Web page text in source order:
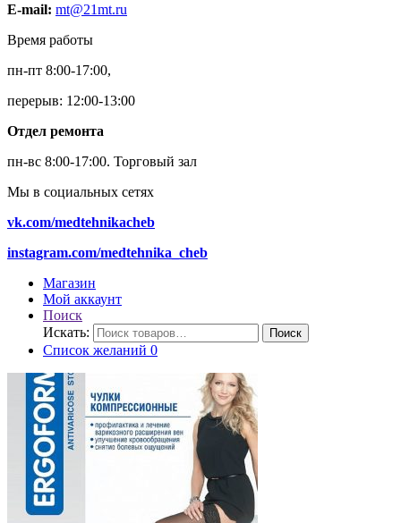
E-mail: mt@21mt.ru
Время работы
пн-пт 8:00-17:00,
перерыв: 12:00-13:00
Отдел ремонта
пн-вс 8:00-17:00. Торговый зал
Мы в социальных сетях
vk.com/medtehnikacheb
instagram.com/medtehnika_cheb
Магазин
Мой аккаунт
Поиск
Искать:
Поиск
Список желаний 0